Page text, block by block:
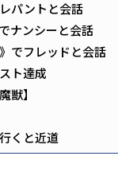
パントと会話
ナンシーと会話
でフレッドと会話
ト達成
獣】
くと近道